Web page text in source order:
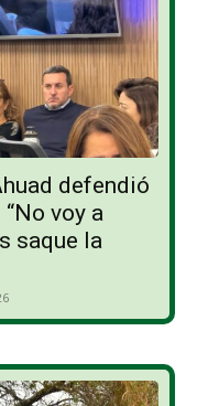
defendió
voy a
saque la